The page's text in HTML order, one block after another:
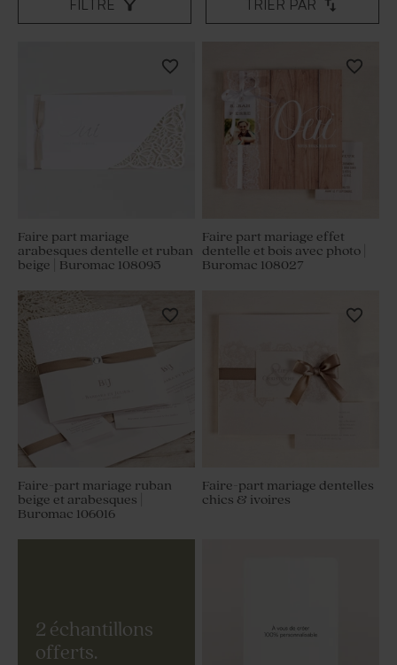
FILTRE TRIER PAR
2 échantillons
offerts.
Faire part mariage
arabesques dentelle et ruban
beige | Buromac 108095
Faire part mariage effet
dentelle et bois avec photo |
Buromac 108027
Faire-part mariage ruban
beige et arabesques |
Buromac 106016
Faire-part mariage dentelles
chics & ivoires